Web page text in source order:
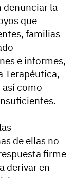
denunciar la
que
familias
e informes,
Terapéutica,
como
de ellas no
firme
derivar en